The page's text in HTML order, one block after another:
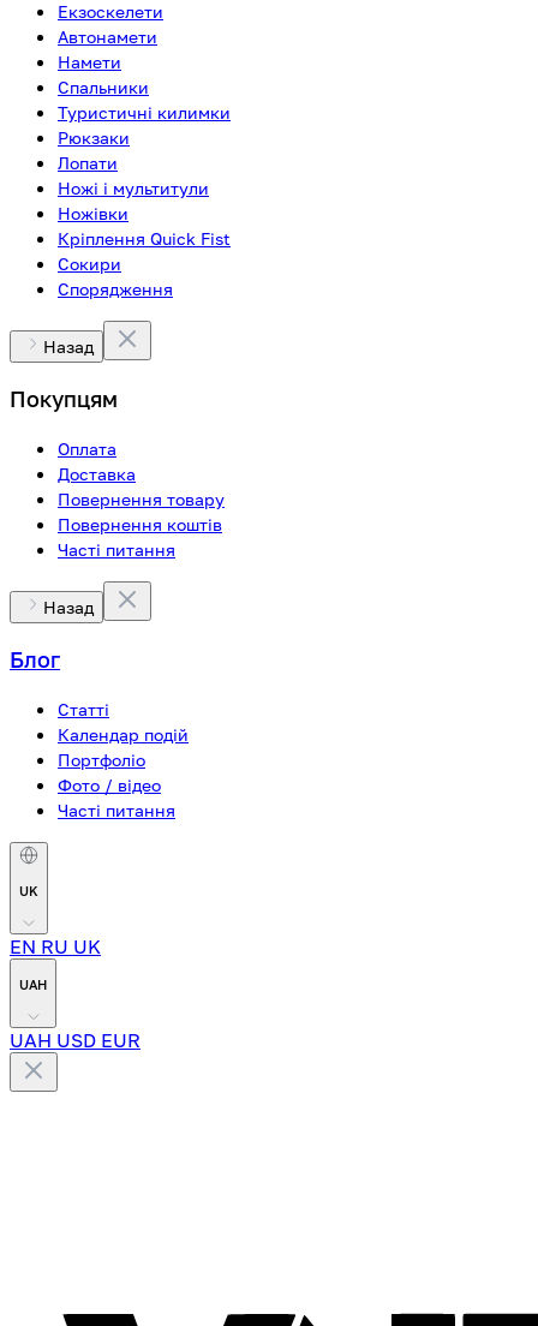
Екзоскелети
Автонамети
Намети
Спальники
Туристичні килимки
Рюкзаки
Лопати
Ножі і мультитули
Ножівки
Кріплення Quick Fist
Сокири
Спорядження
Назад
Покупцям
Оплата
Доставка
Повернення товару
Повернення коштів
Часті питання
Назад
Блог
Статті
Календар подій
Портфоліо
Фото / відео
Часті питання
UK
EN RU UK
UAH
UAH USD EUR